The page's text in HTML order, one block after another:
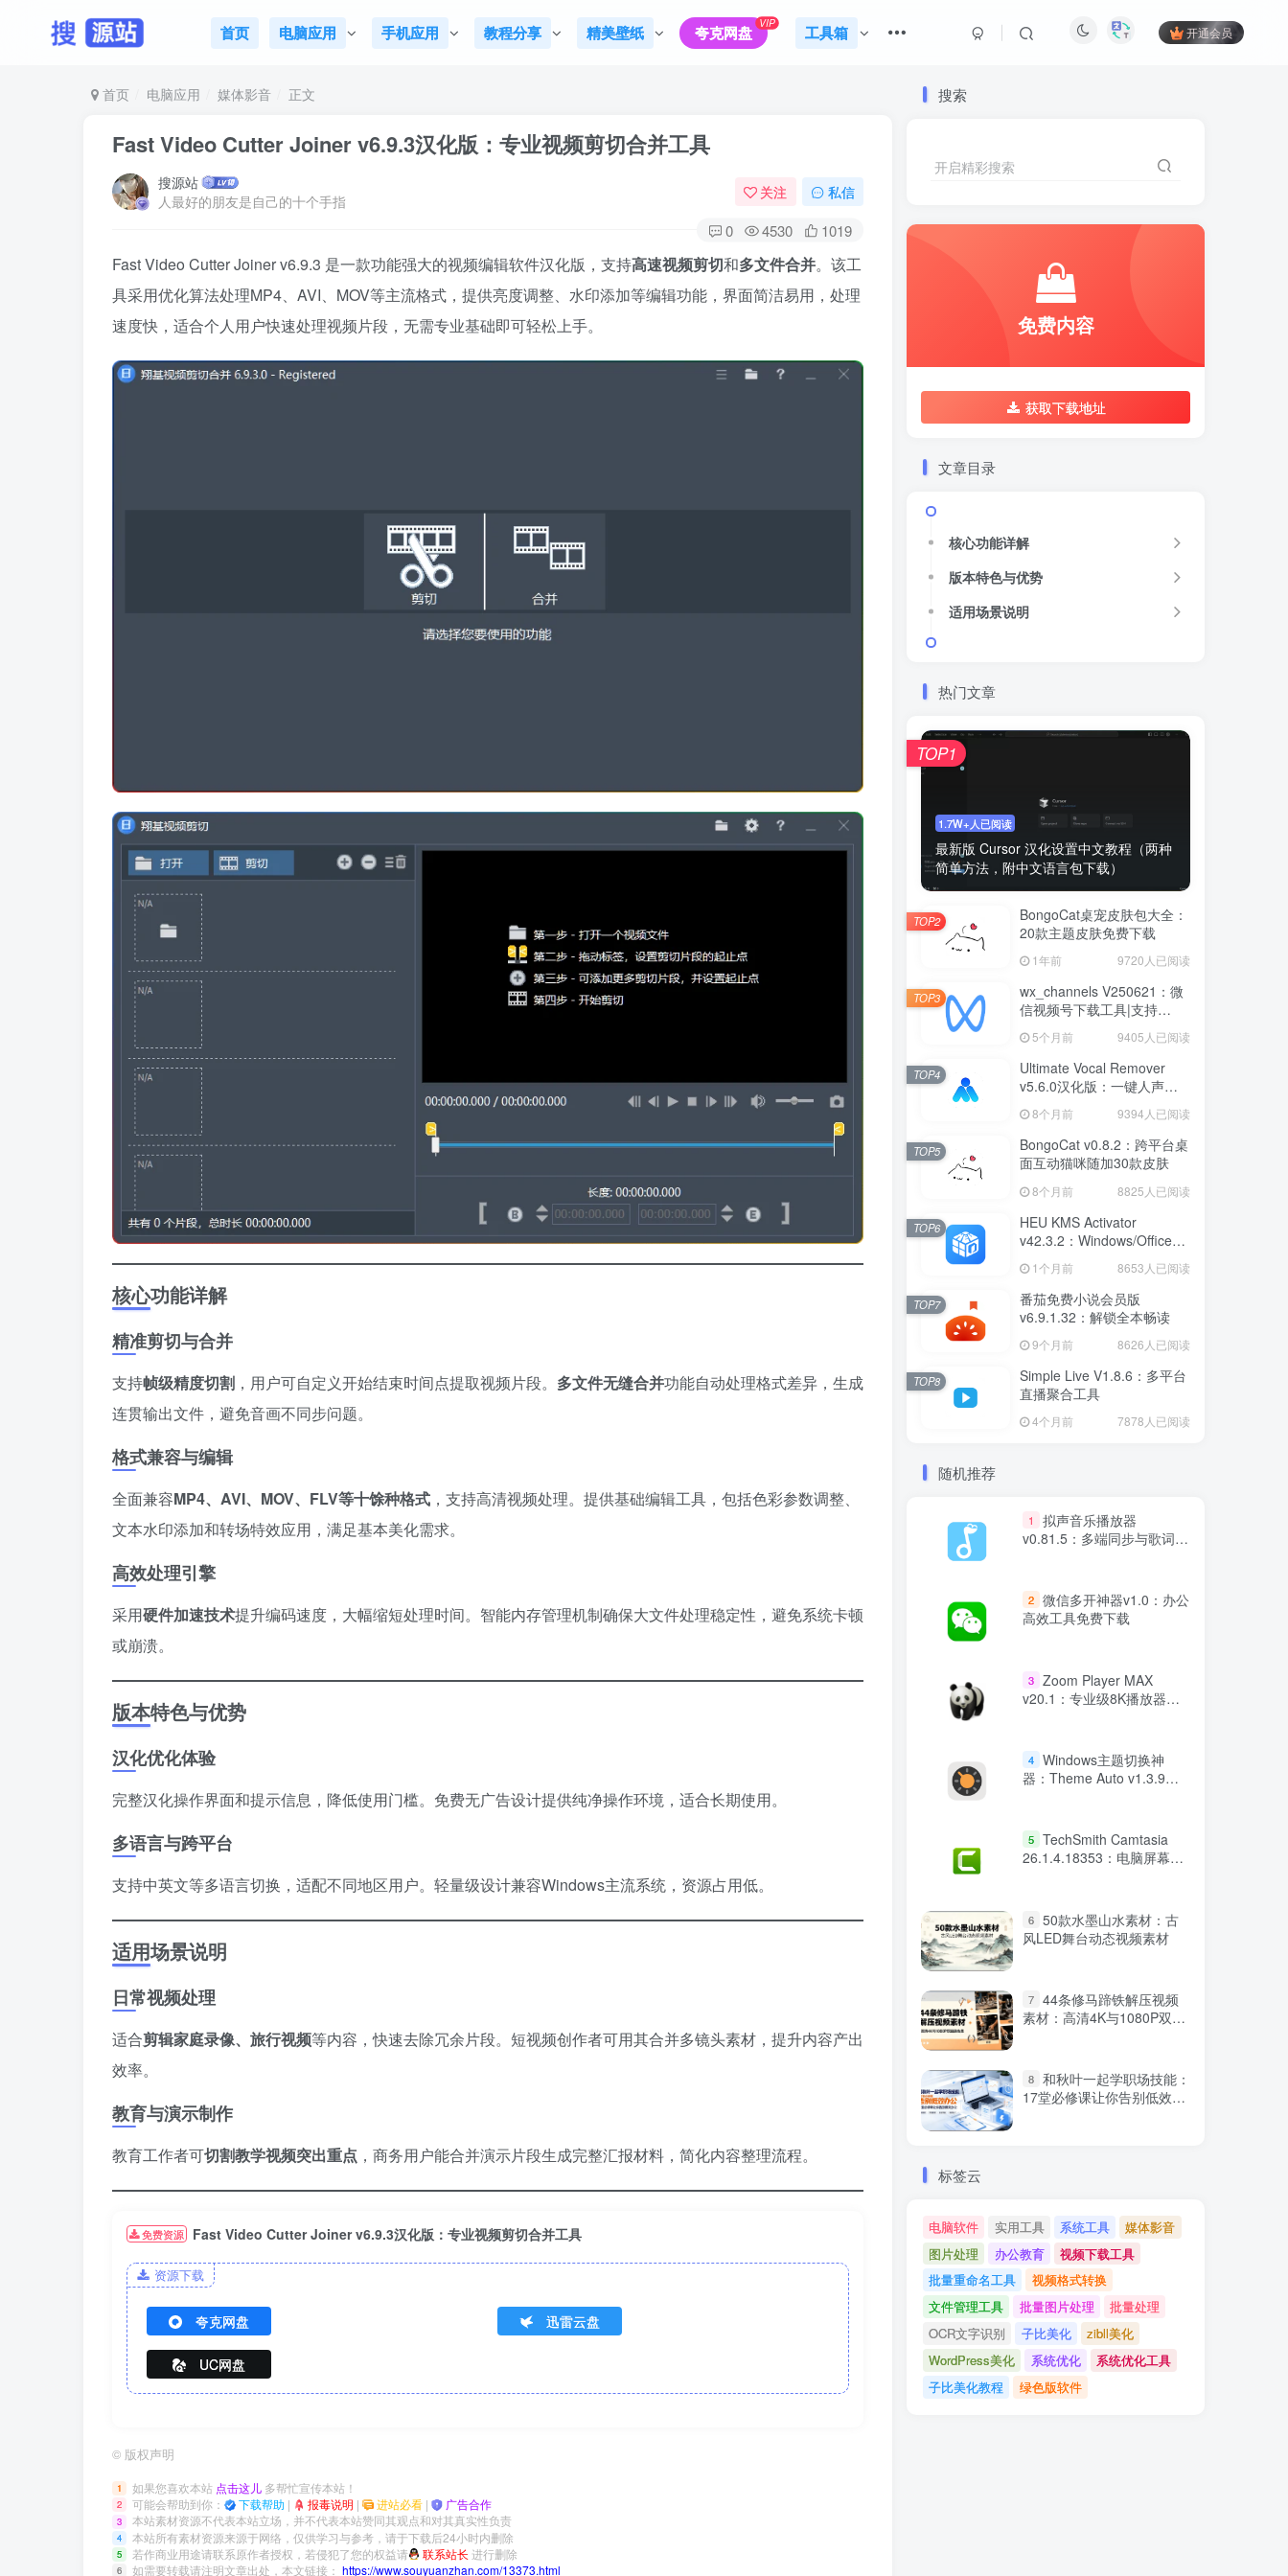
首页 电脑应用 手机应用 教程分享 精美壁纸 夸克网盘 VIP 工具箱 开通会员
首页 电脑应用 媒体影音 正文
Fast Video Cutter Joiner v6.9.3汉化版：专业视频剪切合并工具
搜源站
人最好的朋友是自己的十个手指
关注 私信
0 4530 1019
Fast Video Cutter Joiner v6.9.3 是一款功能强大的视频编辑软件汉化版，支持高速视频剪切和多文件合并。该工
具采用优化算法处理MP4、AVI、MOV等主流格式，提供亮度调整、水印添加等编辑功能，界面简洁易用，处理
速度快，适合个人用户快速处理视频片段，无需专业基础即可轻松上手。
核心功能详解
精准剪切与合并
支持帧级精度切割 ，用户可自定义开始结束时间点提取视频片段。 多文件无缝合并功能自动处理格式差异，生成
连贯输出文件，避免音画不同步问题。
格式兼容与编辑
全面兼容MP4、AVI、MOV、FLV等十馀种格式 ，支持高清视频处理。提供基础编辑工具，包括色彩参数调整、
文本水印添加和转场特效应用，满足基本美化需求。
高效处理引擎
采用硬件加速技术提升编码速度，大幅缩短处理时间。智能内存管理机制确保大文件处理稳定性，避免系统卡顿
或崩溃。
版本特色与优势
汉化优化体验
完整汉化操作界面和提示信息，降低使用门槛。免费无广告设计提供纯净操作环境，适合长期使用。
多语言与跨平台
支持中英文等多语言切换，适配不同地区用户。轻量级设计兼容Windows主流系统，资源占用低。
适用场景说明
日常视频处理
适合剪辑家庭录像、旅行视频等内容，快速去除冗余片段。短视频创作者可用其合并多镜头素材，提升内容产出
效率。
教育与演示制作
教育工作者可切割教学视频突出重点 ，商务用户能合并演示片段生成完整汇报材料，简化内容整理流程。
免费资源 Fast Video Cutter Joiner v6.9.3汉化版：专业视频剪切合并工具
资源下载
夸克网盘 迅雷云盘
UC网盘
© 版权声明
1 如果您喜欢本站 点击这儿 多帮忙宣传本站！
2 可能会帮助到你： 下载帮助 | 报毒说明 | 进站必看 | 广告合作
3 本站素材资源不代表本站立场，并不代表本站赞同其观点和对其真实性负责
4 本站所有素材资源来源于网络，仅供学习与参考，请于下载后24小时内删除
5 若作商业用途请联系原作者授权，若侵犯了您的权益请 联系站长 进行删除
6 如需要转载请注明文章出处，本文链接：https://www.souyuanzhan.com/13373.html
搜索
开启精彩搜索
免费内容
获取下载地址
文章目录
核心功能详解
版本特色与优势
适用场景说明
热门文章
1.7W+人已阅读
最新版 Cursor 汉化设置中文教程（两种
简单方法，附中文语言包下载）
TOP1
BongoCat桌宠皮肤包大全：
20款主题皮肤免费下载
1年前 9720人已阅读
TOP2
wx_channels V250621：微
信视频号下载工具|支持
Win/macOS
5个月前 9405人已阅读
TOP3
Ultimate Vocal Remover
v5.6.0汉化版：一键人声分
离工具
8个月前 9394人已阅读
TOP4
BongoCat v0.8.2：跨平台桌
面互动猫咪随加30款皮肤
8个月前 8825人已阅读
TOP5
HEU KMS Activator
v42.3.2：Windows/Office智
1个月前 8653人已阅读
TOP6
番茄免费小说会员版
v6.9.1.32：解锁全本畅读
9个月前 8626人已阅读
TOP7
Simple Live V1.8.6：多平台
直播聚合工具
4个月前 7878人已阅读
TOP8
随机推荐
1
拟声音乐播放器
v0.81.5：多端同步与歌词显
2 微信多开神器v1.0：办公
高效工具免费下载
3 Zoom Player MAX
v20.1：专业级8K播放器中
4 Windows主题切换神
器：Theme Auto v1.3.9智
5 TechSmith Camtasia
26.1.4.18353：电脑屏幕录
6 50款水墨山水素材：古
风LED舞台动态视频素材
7 44条修马蹄铁解压视频
素材：高清4K与1080P双画
8 和秋叶一起学职场技能：
17堂必修课让你告别低效办
标签云
电脑软件 实用工具 系统工具
媒体影音
图片处理
办公教育
视频下载工具
批量重命名工具
视频格式转换
文件管理工具
批量图片处理
批量处理
OCR文字识别
子比美化
zibll美化
WordPress美化
系统优化
系统优化工具
子比美化教程
绿色版软件